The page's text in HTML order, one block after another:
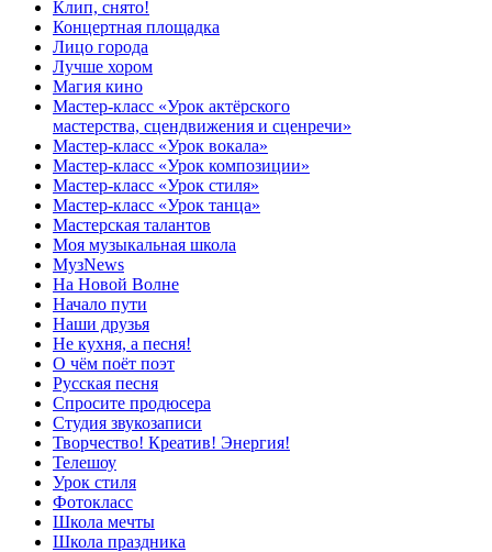
Клип, снято!
Концертная площадка
Лицо города
Лучше хором
Магия кино
Мастер-класс «Урок актёрского
мастерства, сцендвижения и сценречи»
Мастер-класс «Урок вокала»
Мастер-класс «Урок композиции»
Мастер-класс «Урок стиля»
Мастер-класс «Урок танца»
Мастерская талантов
Моя музыкальная школа
МузNews
На Новой Волне
Начало пути
Наши друзья
Не кухня, а песня!
О чём поёт поэт
Русская песня
Спросите продюсера
Студия звукозаписи
Творчество! Креатив! Энергия!
Телешоу
Урок стиля
Фотокласс
Школа мечты
Школа праздника